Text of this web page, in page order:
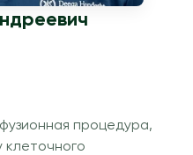
процедура,
клеточного